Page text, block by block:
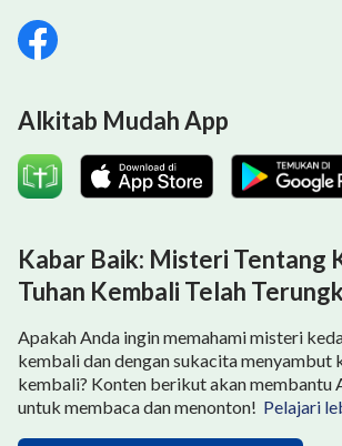
Alkitab Mudah App
Kabar Baik: Misteri Tentang
Tuhan Kembali Telah
Apakah Anda ingin memahami misteri
kembali dan dengan sukacita menyambut
kembali? Konten berikut akan membantu
untuk membaca dan menonton! Pelajari